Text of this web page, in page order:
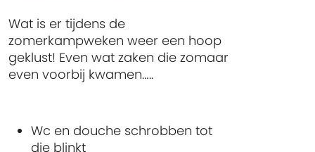
Wat is er tijdens de
zomerkampweken weer een hoop
geklust! Even wat zaken die zomaar
even voorbij kwamen…..
Wc en douche schrobben tot
die blinkt